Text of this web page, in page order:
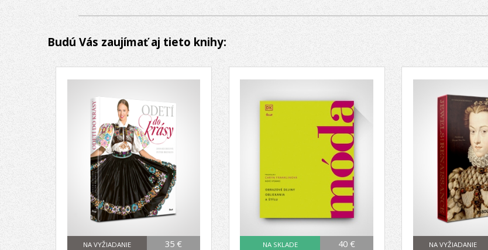
Budú Vás zaujímať aj tieto knihy:
NA VYŽIADANIE 35 € NA SKLADE 40 € NA VYŽIADANIE